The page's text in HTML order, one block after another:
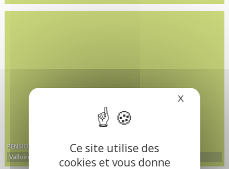
Ce site utilise des
cookies et vous donne
X Masquer
PENSION CANINE YOU SKI EN TERRE HAPPY
Valloire